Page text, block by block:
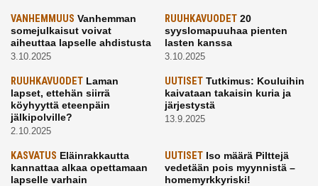
VANHEMMUUS Vanhemman
somejulkaisut voivat
aiheuttaa lapselle ahdistusta
3.10.2025
RUUHKAVUODET20
syyslomapuuhaa pienten
lasten kanssa
3.10.2025
RUUHKAVUODET Laman
lapset, ettehän siirrä
köyhyyttä eteenpäin
jälkipolville?
2.10.2025
UUTISETTutkimus: Kouluihin
kaivataan takaisin kuria ja
järjestystä
13.9.2025
KASVATUS Eläinrakkautta
kannattaa alkaa opettamaan
lapselle varhain
UUTISETIso määrä Pilttejä
vedetään pois myynnistä –
homemyrkkyriski!